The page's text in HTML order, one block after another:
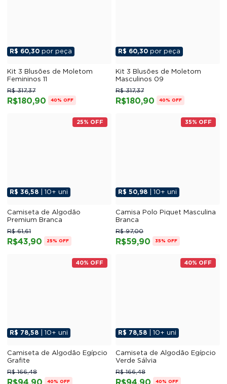
R$ 60,30 por peça
Kit 3 Blusões de Moletom
Femininos 11
R$180,90
R$ 317,37
40% OFF
R$ 60,30 por peça
Kit 3 Blusões de Moletom
Masculinos 09
R$180,90
R$ 317,37
40% OFF
25% OFF
R$ 36,58 | 10+ uni
Camiseta de Algodão
Premium Branca
R$43,90
R$ 61,61
25% OFF
35% OFF
R$ 50,98 | 10+ uni
Camisa Polo Piquet Masculina
Branca
R$59,90
R$ 97,00
35% OFF
40% OFF
R$ 78,58 | 10+ uni
Camiseta de Algodão Egípcio
Grafite
R$ 166,48
40% OFF
40% OFF
R$ 78,58 | 10+ uni
Camiseta de Algodão Egípcio
Verde Sálvia
R$ 166,48
40% OFF